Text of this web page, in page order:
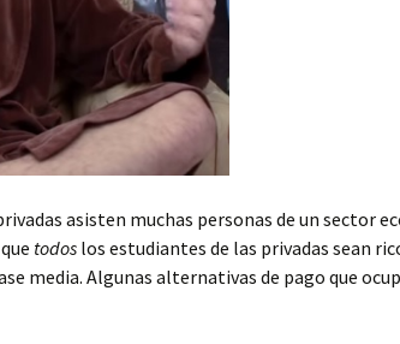
asisten muchas personas de un sector
todos los estudiantes de las privadas sean
media. Algunas alternativas de pago que